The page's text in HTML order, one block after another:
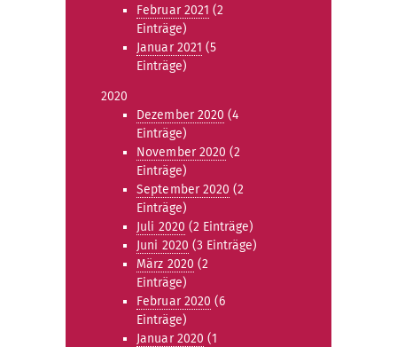
Februar 2021 (2
Einträge)
Januar 2021 (5
Einträge)
2020
Dezember 2020 (4
Einträge)
November 2020 (2
Einträge)
September 2020 (2
Einträge)
Juli 2020 (2 Einträge)
Juni 2020 (3 Einträge)
März 2020 (2
Einträge)
Februar 2020 (6
Einträge)
Januar 2020 (1